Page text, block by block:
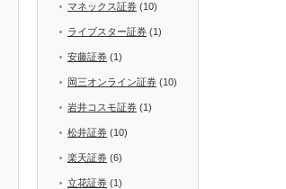
マネックス証券 (10)
ライブスター証券 (1)
安藤証券 (1)
岡三オンライン証券 (10)
岩井コスモ証券 (1)
松井証券 (10)
楽天証券 (6)
立花証券 (1)